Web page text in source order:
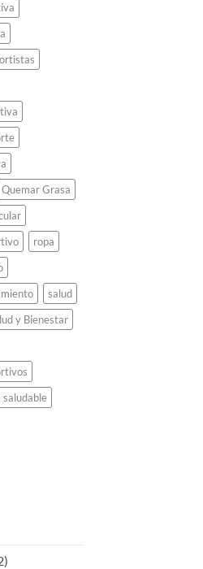
Quemar Grasa
ropa
salud
y Bienestar
saludable